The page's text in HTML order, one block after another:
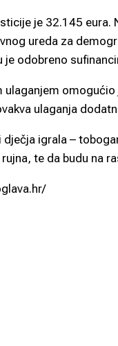
je 32.145 eura.
ureda za
odobreno
ulaganjem
ulaganja
dječja igrala –
te da budu na